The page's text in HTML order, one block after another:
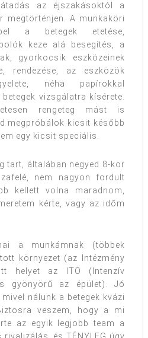
az éjszakásoktól a
megtörténjen. A munkaköri
a betegek etetése,
keze alá besegítés, a
gyorkocsik eszközeinek
rendezése, az eszközök
néha papírokkal
vizsgálatra kísérete.
rengeteg mást is
megpróbálok kicsit később
egy kicsit speciális.
tart, általában negyed 8-kor
nem nagyon fordult
kellett volna maradnom,
kérte, vagy az időm
a munkámnak (többek
környezet (az Intézmény
helyet az ITO (Intenzív
gyönyörű az épület). Jó
nálunk a betegek kvázi
veszem, hogy a mi
az egyik legjobb team a